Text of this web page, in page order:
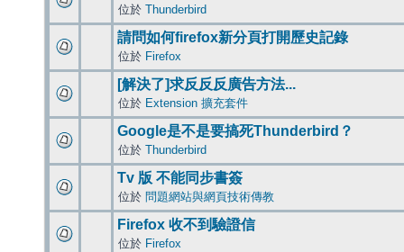
位於 Thunderbird
請問如何firefox新分頁打開歷史記錄
位於 Firefox
[解決了]求反反反廣告方法...
位於 Extension 擴充套件
Google是不是要搞死Thunderbird？
位於 Thunderbird
Tv 版 不能同步書簽
位於 問題網站與網頁技術傳教
Firefox 收不到驗證信
位於 Firefox